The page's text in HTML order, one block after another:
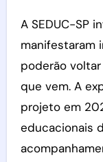
A SEDUC-SP
manifestaram
poderão
que vem. A
projeto em
educacionais